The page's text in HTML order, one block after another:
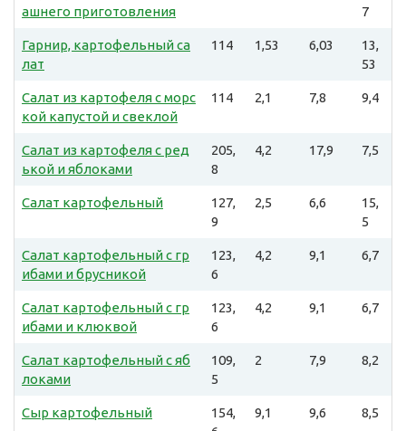
ашнего приготовления
7
Гарнир, картофельный са
лат
114 1,53 6,03
13,
53
Салат из картофеля с морс
кой капустой и свеклой
114 2,1 7,8 9,4
Салат из картофеля с ред
ькой и яблоками
205,
8
4,2 17,9 7,5
Салат картофельный
127,
9
2,5 6,6
15,
5
Салат картофельный с гр
ибами и брусникой
123,
6
4,2 9,1 6,7
Салат картофельный с гр
ибами и клюквой
123,
6
4,2 9,1 6,7
Салат картофельный с яб
локами
109,
5
2 7,9 8,2
Сыр картофельный
154,
9,1 9,6 8,5